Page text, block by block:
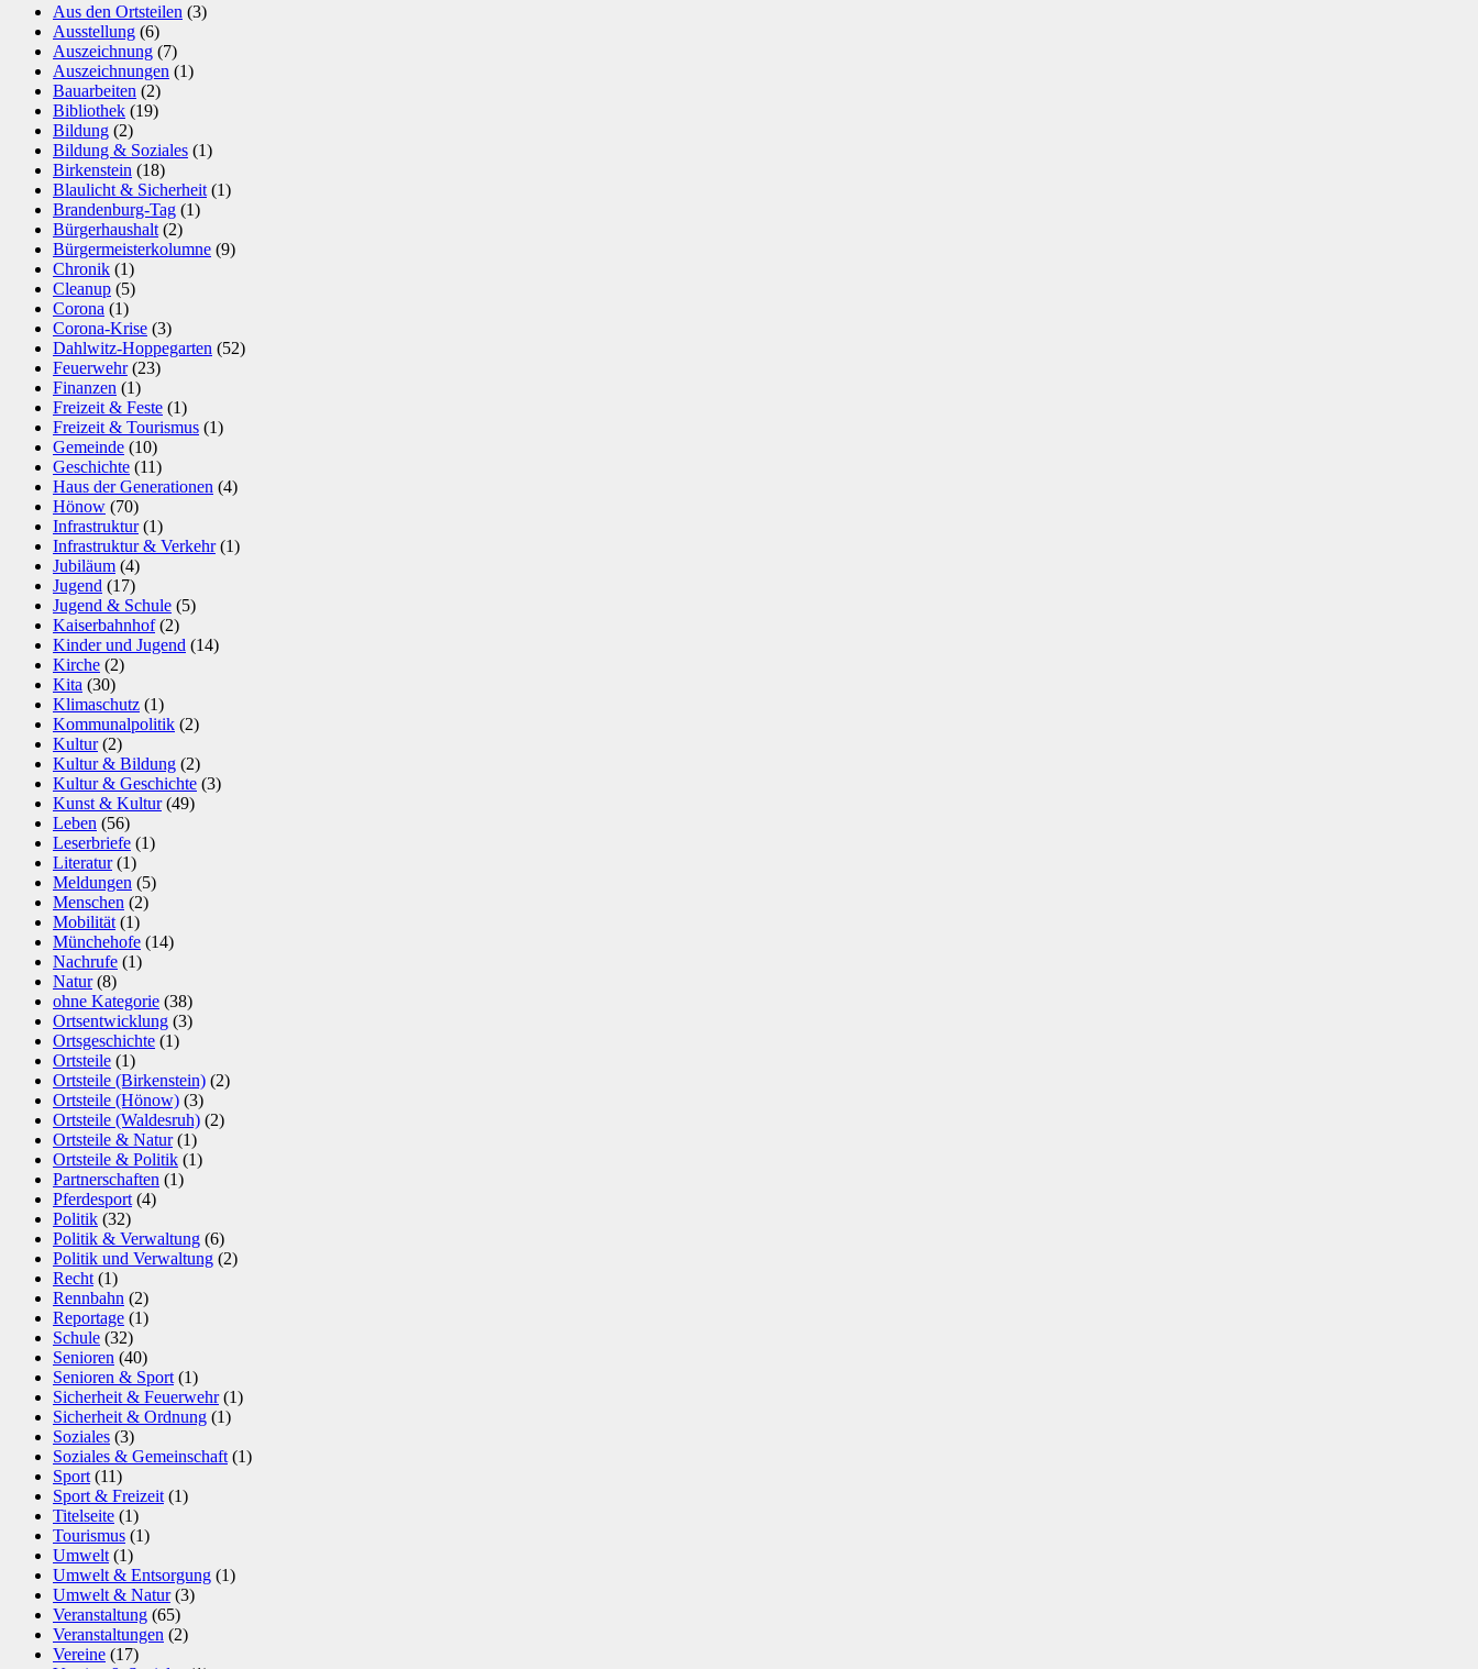
Aus den Ortsteilen (3)
Ausstellung (6)
Auszeichnung (7)
Auszeichnungen (1)
Bauarbeiten (2)
Bibliothek (19)
Bildung (2)
Bildung & Soziales (1)
Birkenstein (18)
Blaulicht & Sicherheit (1)
Brandenburg-Tag (1)
Bürgerhaushalt (2)
Bürgermeisterkolumne (9)
Chronik (1)
Cleanup (5)
Corona (1)
Corona-Krise (3)
Dahlwitz-Hoppegarten (52)
Feuerwehr(23)
Finanzen (1)
Freizeit & Feste (1)
Freizeit & Tourismus (1)
Gemeinde (10)
Geschichte (11)
Haus der Generationen (4)
Hönow (70)
Infrastruktur(1)
Infrastruktur & Verkehr(1)
Jubiläum (4)
Jugend (17)
Jugend & Schule (5)
Kaiserbahnhof(2)
Kinder und Jugend (14)
Kirche (2)
Kita (30)
Klimaschutz (1)
Kommunalpolitik (2)
Kultur(2)
Kultur & Bildung (2)
Kultur & Geschichte (3)
Kunst & Kultur(49)
Leben (56)
Leserbriefe (1)
Literatur(1)
Meldungen (5)
Menschen (2)
Mobilität (1)
Münchehofe (14)
Nachrufe (1)
Natur(8)
ohne Kategorie (38)
Ortsentwicklung (3)
Ortsgeschichte (1)
Ortsteile (1)
Ortsteile (Birkenstein) (2)
Ortsteile (Hönow) (3)
Ortsteile (Waldesruh) (2)
Ortsteile & Natur(1)
Ortsteile & Politik (1)
Partnerschaften (1)
Pferdesport (4)
Politik (32)
Politik & Verwaltung (6)
Politik und Verwaltung (2)
Recht (1)
Rennbahn (2)
Reportage (1)
Schule (32)
Senioren (40)
Senioren & Sport (1)
Sicherheit & Feuerwehr(1)
Sicherheit & Ordnung (1)
Soziales (3)
Soziales & Gemeinschaft (1)
Sport (11)
Sport & Freizeit (1)
Titelseite (1)
Tourismus (1)
Umwelt (1)
Umwelt & Entsorgung (1)
Umwelt & Natur(3)
Veranstaltung (65)
Veranstaltungen (2)
Vereine (17)